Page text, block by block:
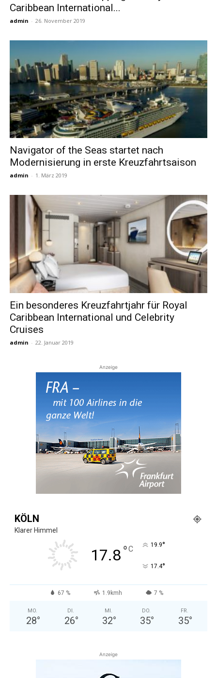
Caribbean International...
admin - 26. November 2019
Navigator of the Seas startet nach
Modernisierung in erste Kreuzfahrtsaison
admin - 1. März 2019
Ein besonderes Kreuzfahrtjahr für Royal
Caribbean International und Celebrity
Cruises
admin - 22. Januar 2019
Anzeige
KÖLN
Klarer Himmel
17.8°C 19.9°
17.4°
67 % 1.9kmh 7 %
MO.
28°
DI.
26°
MI.
32°
DO.
35°
FR.
35°
Anzeige